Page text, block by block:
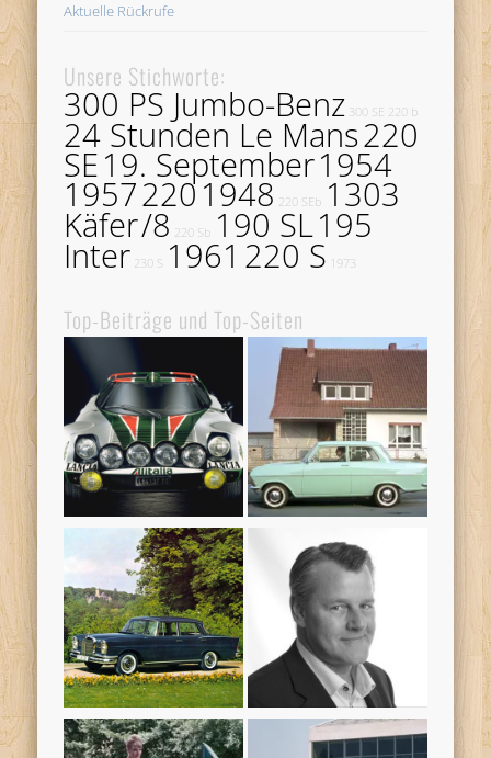
Aktuelle Rückrufe
Unsere Stichworte:
300 PS Jumbo-Benz 300 SE 220 b
24 Stunden Le Mans220
SE19. September1954
1957220 1948 220 SEb 1303
Käfer/8 220 Sb 190 SL195
Inter 230 S 1961 220 S 1973
Top-Beiträge und Top-Seiten